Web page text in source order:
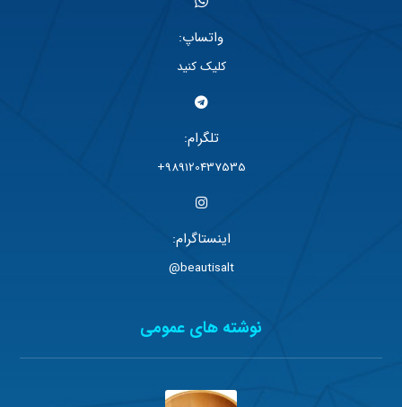
واتساپ:
کلیک کنید
تلگرام:
989120437535+
اینستاگرام:
beautisalt@
نوشته های عمومی